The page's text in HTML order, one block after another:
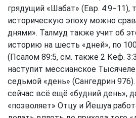
грядущий «Шабат» (Евр.
историческую эпоху можно
днями». Талмуд также учит об
историю на шесть «дней», по
(Псалом 89:5, см. также 2 Кеф.
наступит мессианское
седьмой «день» (Сангедрин
сейчас всё ещё «будний день»,
«позволяет» Отцу и Йешуа